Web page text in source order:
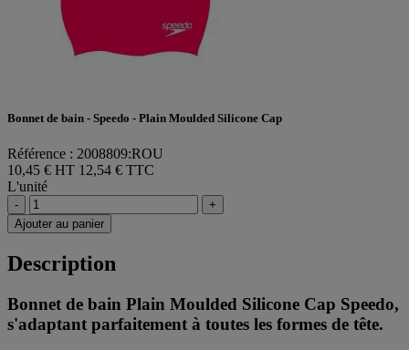
Bonnet de bain - Speedo - Plain Moulded Silicone Cap
Référence : 2008809:ROU
10,45 € HT 12,54 € TTC
L'unité
-
+
Ajouter au panier
Description
Bonnet de bain Plain Moulded Silicone Cap Speedo,
s'adaptant parfaitement à toutes les formes de tête.